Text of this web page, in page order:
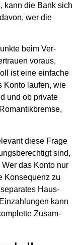
kann die Bank sich
wer die
beim Ver­
vor­aus,
ist eine ein­fa­che
Kon­to lau­fen, wie
und ob pri­va­te
die­se Fra­ge
sind,
das Kon­to nur
Kon­se­quenz zu
sepa­ra­tes Haus­
kann
Zusam­